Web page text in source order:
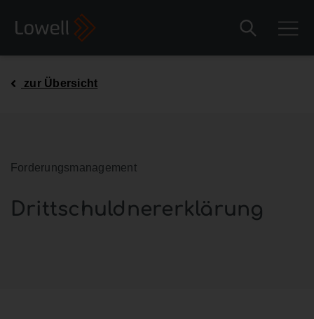
zur Übersicht
Forderungsmanagement
Drittschuldnererklärung